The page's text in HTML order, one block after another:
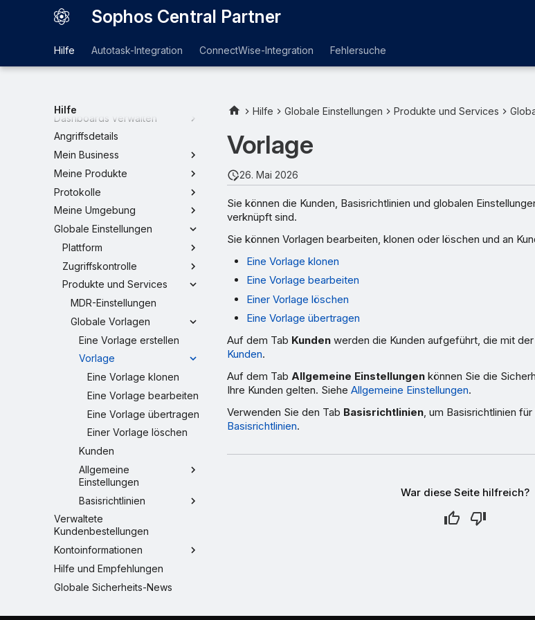
Sophos Central Partner
Hilfe Autotask-Integration ConnectWise-Integration Fehlersuche
Hilfe
Dashboards verwalten
Angriffsdetails
Mein Business
Meine Produkte
Protokolle
Meine Umgebung
Globale Einstellungen
Plattform
Zugriffskontrolle
Produkte und Services
MDR-Einstellungen
Globale Vorlagen
Eine Vorlage erstellen
Vorlage
Eine Vorlage klonen
Eine Vorlage bearbeiten
Eine Vorlage übertragen
Einer Vorlage löschen
Kunden
Allgemeine
Einstellungen
Basisrichtlinien
Verwaltete
Kundenbestellungen
Kontoinformationen
Hilfe und Empfehlungen
Globale Sicherheits-News
Hilfe Globale Einstellungen Produkte und Services
Vorlage
26. Mai 2026
Sie können die Kunden, Basisrichtlinien und globalen
verknüpft sind.
Sie können Vorlagen bearbeiten, klonen oder löschen und an
Eine Vorlage klonen
Eine Vorlage bearbeiten
Einer Vorlage löschen
Eine Vorlage übertragen
Auf dem Tab Kunden werden die Kunden aufgeführt, die mit
Kunden.
Auf dem Tab Allgemeine Einstellungen können Sie die
Ihre Kunden gelten. Siehe Allgemeine Einstellungen.
Verwenden Sie den Tab Basisrichtlinien, um Basisrichtlinien
Basisrichtlinien.
War diese Seite hilfreich?